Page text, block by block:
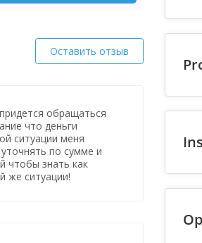
Оставить отзыв
обращаться
что деньги
ситуации меня
по сумме и
чтобы знать как
же ситуации!